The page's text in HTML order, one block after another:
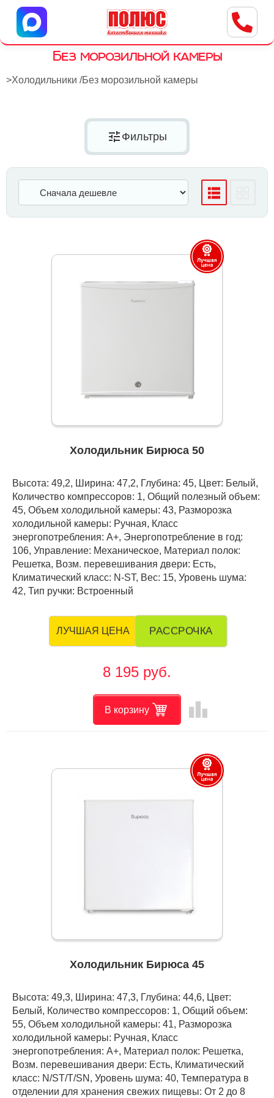
Центр бытовой техники
г. Ульяновск, ул. Пушкарева, 8a
Без морозильной камеры
>Холодильники /Без морозильной камеры
tune Фильтры
Холодильник Бирюса 50
Высота: 49,2, Ширина: 47,2, Глубина: 45, Цвет: Белый,
Количество компрессоров: 1, Общий полезный объем:
45, Объем холодильной камеры: 43, Разморозка
холодильной камеры: Ручная, Класс
энергопотребления: А+, Энергопотребление в год:
106, Управление: Механическое, Материал полок:
Решетка, Возм. перевешивания двери: Есть,
Климатический класс: N-ST, Вес: 15, Уровень шума:
42, Тип ручки: Встроенный
ЛУЧШАЯ ЦЕНА РАССРОЧКА
8 195 руб.
В корзину leaderboard
Холодильник Бирюса 45
Высота: 49,3, Ширина: 47,3, Глубина: 44,6, Цвет:
Белый, Количество компрессоров: 1, Общий объем:
55, Объем холодильной камеры: 41, Разморозка
холодильной камеры: Ручная, Класс
энергопотребления: А+, Материал полок: Решетка,
Возм. перевешивания двери: Есть, Климатический
класс: N/ST/T/SN, Уровень шума: 40, Температура в
отделении для хранения свежих пищевы: От 2 до 8